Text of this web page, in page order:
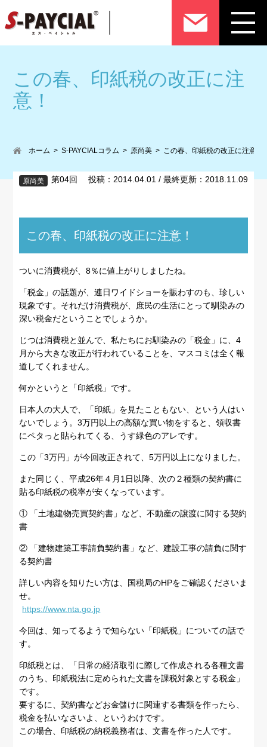
この春、印紙税の改正に注
意！
ホーム S-PAYCIALコラム 原尚美 この春、印紙税の改正に注意！
原尚美 第04回 投稿：2014.04.01 / 最終更新：2018.11.09
この春、印紙税の改正に注意！
ついに消費税が、8％に値上がりしましたね。
「税金」の話題が、連日ワイドショーを賑わすのも、珍しい
現象です。それだけ消費税が、庶民の生活にとって馴染みの
深い税金だということでしょうか。
じつは消費税と並んで、私たちにお馴染みの「税金」に、4
月から大きな改正が行われていることを、マスコミは全く報
道してくれません。
何かというと「印紙税」です。
日本人の大人で、「印紙」を見たこともない、という人はい
ないでしょう。3万円以上の高額な買い物をすると、領収書
にペタっと貼られてくる、うす緑色のアレです。
この「3万円」が今回改正されて、5万円以上になりました。
また同じく、平成26年４月1日以降、次の２種類の契約書に
貼る印紙税の税率が安くなっています。
① 「土地建物売買契約書」など、不動産の譲渡に関する契約
書
② 「建物建築工事請負契約書」など、建設工事の請負に関す
る契約書
詳しい内容を知りたい方は、国税局のHPをご確認くださいま
せ。
https://www.nta.go.jp
今回は、知ってるようで知らない「印紙税」についての話で
す。
印紙税とは、「日常の経済取引に際して作成される各種文書
のうち、印紙税法に定められた文書を課税対象とする税金」
です。
要するに、契約書などお金儲けに関連する書類を作ったら、
税金を払いなさいよ、というわけです。
この場合、印紙税の納税義務者は、文書を作った人です。